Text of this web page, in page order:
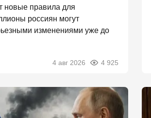
новые правила для
россиян могут
изменениями уже до
4 авг 2026 4 925